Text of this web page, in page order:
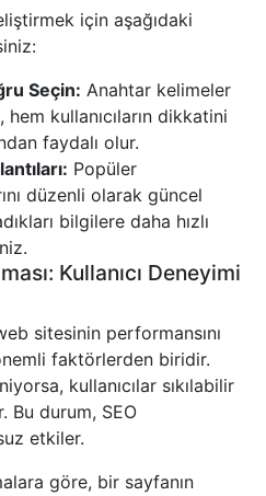
için aşağıdaki
Seçin: Anahtar kelimeler
kullanıcıların dikkatini
faydalı olur.
Popüler
düzenli olarak güncel
bilgilere daha hızlı
Kullanıcı Deneyimi
sitesinin performansını
faktörlerden biridir.
kullanıcılar sıkılabilir
Bu durum, SEO
etkiler.
göre, bir sayfanın